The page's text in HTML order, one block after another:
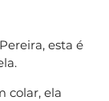
esta é
colar, ela